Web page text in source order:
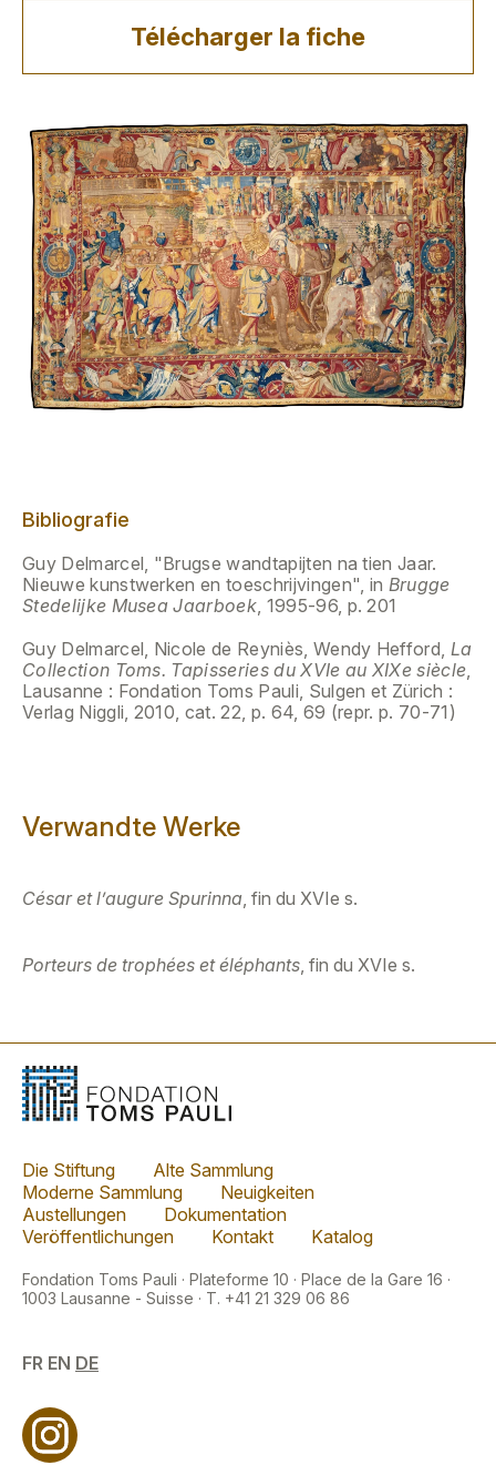
Télécharger la fiche
Bibliografie
Guy Delmarcel, "Brugse wandtapijten na tien Jaar.
Nieuwe kunstwerken en toeschrijvingen", in Brugge
Stedelijke Musea Jaarboek, 1995-96, p. 201
Guy Delmarcel, Nicole de Reyniès, Wendy Hefford, La
Collection Toms. Tapisseries du XVIe au XIXe siècle,
Lausanne : Fondation Toms Pauli, Sulgen et Zürich :
Verlag Niggli, 2010, cat. 22, p. 64, 69 (repr. p. 70-71)
Verwandte Werke
César et l’augure Spurinna, fin du XVIe s.
Porteurs de trophées et éléphants, fin du XVIe s.
Die Stiftung
Alte Sammlung
Moderne Sammlung
Neuigkeiten
Austellungen
Dokumentation
Veröffentlichungen
Kontakt Katalog
Fondation Toms Pauli · Plateforme 10 · Place de la Gare 16 ·
1003 Lausanne - Suisse · T. +41 21 329 06 86
FR EN DE